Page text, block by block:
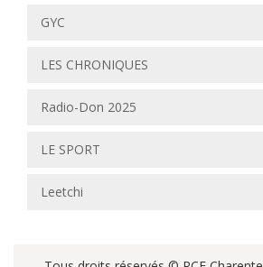
GYC
LES CHRONIQUES
Radio-Don 2025
LE SPORT
Leetchi